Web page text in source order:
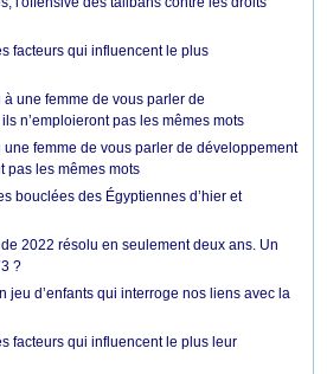
facteurs qui influencent le plus
une femme de vous parler de
n’emploieront pas les mêmes mots
une femme de vous parler de développement
pas les mêmes mots
bouclées des Égyptiennes d’hier et
2022 résolu en seulement deux ans. Un
?
jeu d’enfants qui interroge nos liens avec la
facteurs qui influencent le plus leur